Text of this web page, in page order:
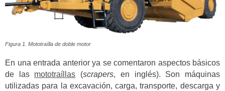
Figura 1. Mototraílla de doble motor
En una entrada anterior ya se comentaron aspectos básicos
de las mototraíllas (scrapers, en inglés). Son máquinas
utilizadas para la excavación, carga, transporte, descarga y